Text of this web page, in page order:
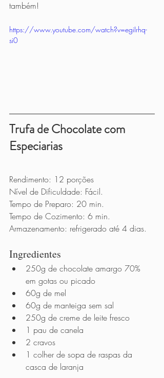
também!
https://www.youtube.com/watch?v=egiIrhq-
si0
Trufa de Chocolate com
Especiarias
Rendimento: 12 porções
Nível de Dificuldade: Fácil.
Tempo de Preparo: 20 min.
Tempo de Cozimento: 6 min.
Armazenamento: refrigerado até 4 dias.
Ingredientes
250g de chocolate amargo 70%
em gotas ou picado
60g de mel
60g de manteiga sem sal
250g de creme de leite fresco
1 pau de canela
2 cravos
1 colher de sopa de raspas da
casca de laranja